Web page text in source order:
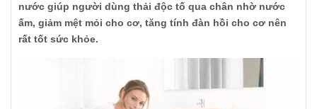
nước giúp người dùng thải độc tố qua chân nhờ nước
ấm, giảm mệt mỏi cho cơ, tăng tính đàn hồi cho cơ nên
rất tốt sức khỏe.